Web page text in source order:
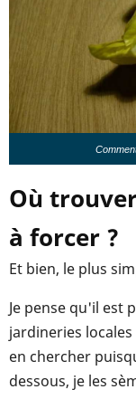
Où
à forcer ?
Et bien, le plus
Je pense qu'il est
jardineries
en chercher
dessous, je les